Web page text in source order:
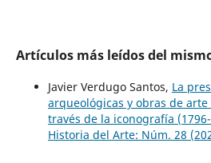
Artículos más leídos del
Javier Verdugo Santos, La
arqueológicas y obras de arte
través de la iconografía
Historia del Arte: Núm. 28